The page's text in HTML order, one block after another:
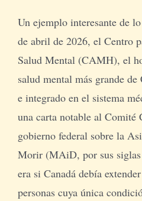
Un ejemplo interesante de
de abril de 2026, el Centro
Salud Mental (CAMH), el
salud mental más grande
e integrado en el sistema
una carta notable al Comité
gobierno federal sobre la
Morir (MAiD, por sus
era si Canadá debía
personas cuya única